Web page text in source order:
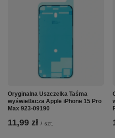
Oryginalna Uszczelka Taśma
wyświetlacza Apple iPhone 15 Pro
Max 923-09190
11,99 zł / szt.